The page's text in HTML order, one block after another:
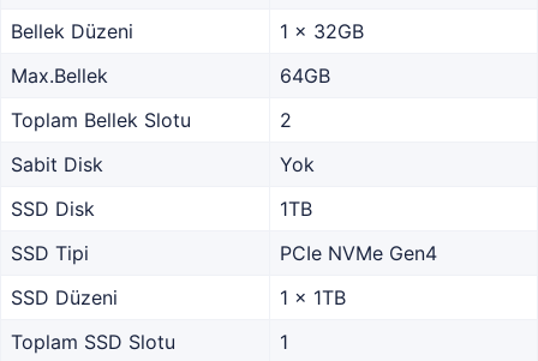
Bellek Düzeni
1 x 32GB
Max.Bellek
64GB
Toplam Bellek Slotu
2
Sabit Disk
Yok
SSD Disk
1TB
SSD Tipi
PCIe NVMe Gen4
SSD Düzeni
1 x 1TB
Toplam SSD Slotu
1